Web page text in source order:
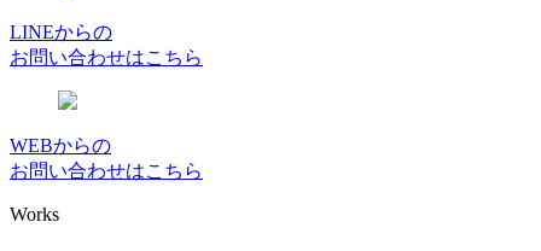
LINEからの
お問い合わせはこちら
WEBからの
お問い合わせはこちら
Works